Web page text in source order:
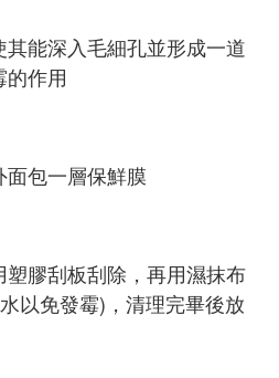
能深入毛細孔並形成一道
的作用
包一層保鮮膜
膠刮板刮除，再用濕抹布
以免發霉)，清理完畢後放